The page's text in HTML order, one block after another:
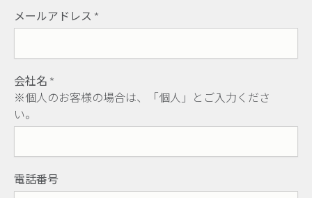
メールアドレス *
会社名 *
※個人のお客様の場合は、「個人」とご入力くださ
い。
電話番号